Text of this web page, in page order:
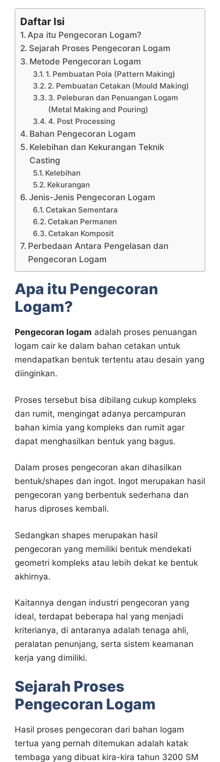
Daftar Isi
Apa itu Pengecoran Logam?
Sejarah Proses Pengecoran Logam
Metode Pengecoran Logam
1. Pembuatan Pola (Pattern Making)
2. Pembuatan Cetakan (Mould Making)
3. Peleburan dan Penuangan Logam
(Metal Making and Pouring)
4. Post Processing
Bahan Pengecoran Logam
Kelebihan dan Kekurangan Teknik
Casting
Kelebihan
Kekurangan
Jenis-Jenis Pengecoran Logam
Cetakan Sementara
Cetakan Permanen
Cetakan Komposit
Perbedaan Antara Pengelasan dan
Pengecoran Logam
Apa itu Pengecoran
Logam?
Pengecoran logam adalah proses penuangan
logam cair ke dalam bahan cetakan untuk
mendapatkan bentuk tertentu atau desain yang
diinginkan.
Proses tersebut bisa dibilang cukup kompleks
dan rumit, mengingat adanya percampuran
bahan kimia yang kompleks dan rumit agar
dapat menghasilkan bentuk yang bagus.
Dalam proses pengecoran akan dihasilkan
bentuk/shapes dan ingot. Ingot merupakan hasil
pengecoran yang berbentuk sederhana dan
harus diproses kembali.
Sedangkan shapes merupakan hasil
pengecoran yang memiliki bentuk mendekati
geometri kompleks atau lebih dekat ke bentuk
akhirnya.
Kaitannya dengan industri pengecoran yang
ideal, terdapat beberapa hal yang menjadi
kriterianya, di antaranya adalah tenaga ahli,
peralatan penunjang, serta sistem keamanan
kerja yang dimiliki.
Sejarah Proses
Pengecoran Logam
Hasil proses pengecoran dari bahan logam
tertua yang pernah ditemukan adalah katak
tembaga yang dibuat kira-kira tahun 3200 SM